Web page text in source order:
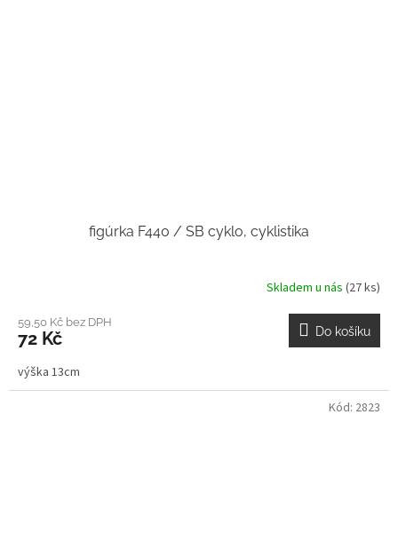
figúrka F440 / SB cyklo, cyklistika
Skladem u nás (27 ks)
59,50 Kč bez DPH
72 Kč Do košíku
výška 13cm
Kód: 2823